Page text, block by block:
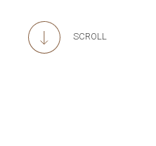
SCROLL